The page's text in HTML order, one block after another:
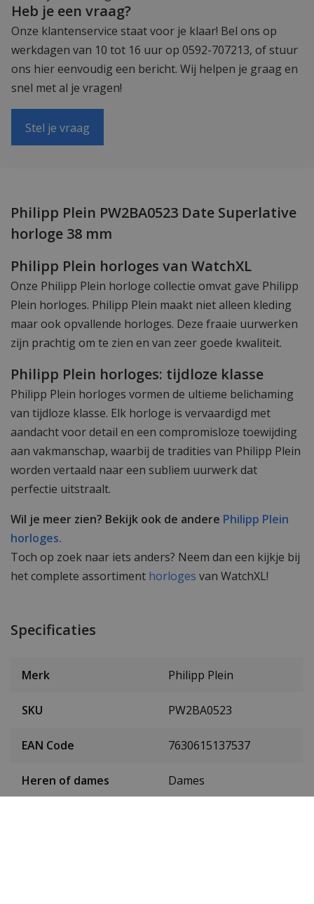
Heb je een vraag?
Onze klantenservice staat voor je klaar! Bel ons op
werkdagen van 10 tot 16 uur op 0592-707213, of stuur
ons hier eenvoudig een bericht. Wij helpen je graag en
snel met al je vragen!
Stel je vraag
Philipp Plein PW2BA0523 Date Superlative
horloge 38 mm
Philipp Plein horloges van WatchXL
Onze Philipp Plein horloge collectie omvat gave Philipp
Plein horloges. Philipp Plein maakt niet alleen kleding
maar ook opvallende horloges. Deze fraaie uurwerken
zijn prachtig om te zien en van zeer goede kwaliteit.
Philipp Plein horloges: tijdloze klasse
Philipp Plein horloges vormen de ultieme belichaming
van tijdloze klasse. Elk horloge is vervaardigd met
aandacht voor detail en een compromisloze toewijding
aan vakmanschap, waarbij de tradities van Philipp Plein
worden vertaald naar een subliem uurwerk dat
perfectie uitstraalt.
Wil je meer zien? Bekijk ook de andere Philipp Plein
horloges.
Toch op zoek naar iets anders? Neem dan een kijkje bij
het complete assortiment horloges van WatchXL!
Specificaties
Merk Philipp Plein
SKU PW2BA0523
EAN Code 7630615137537
Heren of dames Dames